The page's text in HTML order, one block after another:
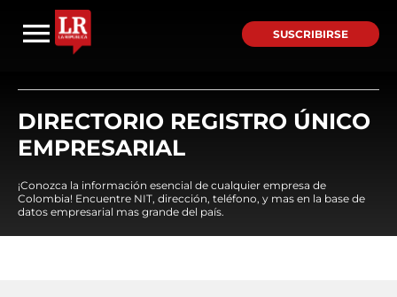
SUSCRIBIRSE
DIRECTORIO REGISTRO ÚNICO
EMPRESARIAL
¡Conozca la información esencial de cualquier empresa de
Colombia! Encuentre NIT, dirección, teléfono, y mas en la base de
datos empresarial mas grande del país.